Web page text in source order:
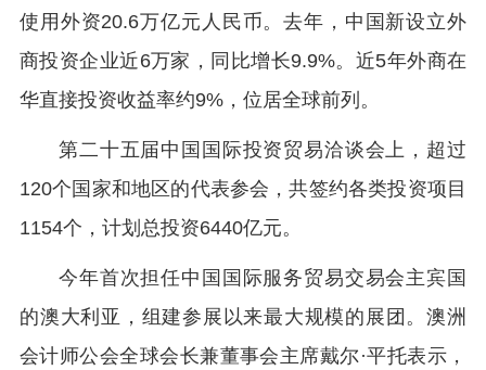
使用外资20.6万亿元人民币。去年，中国新设立外
商投资企业近6万家，同比增长9.9%。近5年外商在
华直接投资收益率约9%，位居全球前列。
第二十五届中国国际投资贸易洽谈会上，超过
120个国家和地区的代表参会，共签约各类投资项目
1154个，计划总投资6440亿元。
今年首次担任中国国际服务贸易交易会主宾国
的澳大利亚，组建参展以来最大规模的展团。澳洲
会计师公会全球会长兼董事会主席戴尔·平托表示，